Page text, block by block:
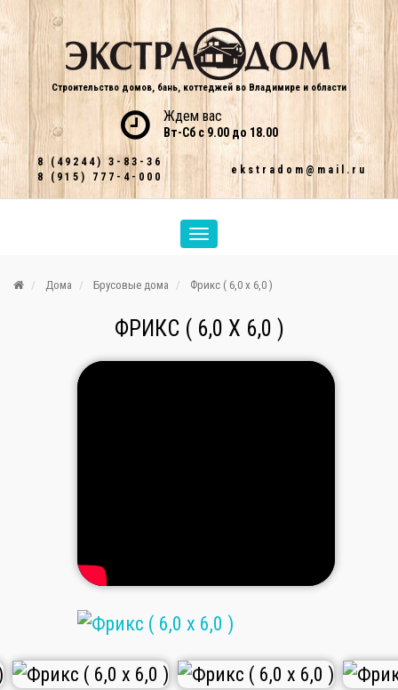
Строительство домов, бань, коттеджей во Владимире и области
Ждем вас
Вт-Сб с 9.00 до 18.00
8 (49244) 3-83-36
8 (915) 777-4-000
ekstradom@mail.ru
Дома Брусовые дома Фрикс ( 6,0 х 6,0 )
ФРИКС ( 6,0 Х 6,0 )